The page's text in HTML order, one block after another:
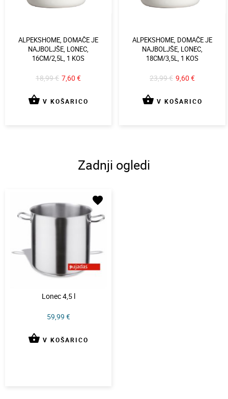
ALPEKSHOME, DOMAČE JE
NAJBOLJŠE, LONEC,
16CM/2,5L, 1 KOS
18,99 € 7,60 €
shopping_basket V KOŠARICO
ALPEKSHOME, DOMAČE JE
NAJBOLJŠE, LONEC,
18CM/3,5L, 1 KOS
23,99 € 9,60 €
shopping_basket V KOŠARICO
Zadnji ogledi
favorite
Lonec 4,5 l
59,99 €
shopping_basket V KOŠARICO